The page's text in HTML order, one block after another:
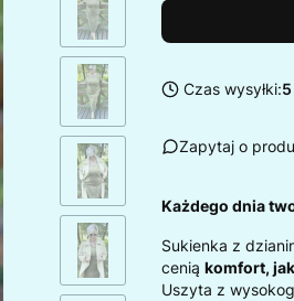
Czas wysyłki:
Zapytaj o
Każdego dnia
Sukienka z
cenią komfort,
Uszyta z